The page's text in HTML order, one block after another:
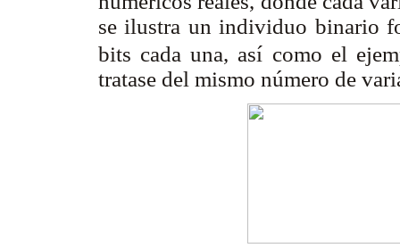
se ilustra un individuo binario
bits cada una, así como el
tratase del mismo número de